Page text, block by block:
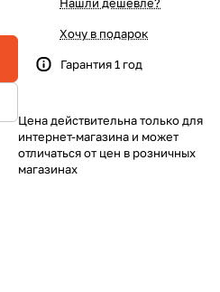
Хочу в подарок
Гарантия 1 год
Цена действительна только для
интернет-магазина и может
отличаться от цен в розничных
магазинах